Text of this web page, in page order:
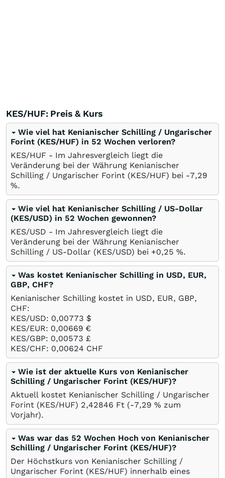
KES/HUF: Preis & Kurs
Wie viel hat Kenianischer Schilling / Ungarischer
Forint (KES/HUF) in 52 Wochen verloren?
KES/HUF - Im Jahresvergleich liegt die
Veränderung bei der Währung Kenianischer
Schilling / Ungarischer Forint (KES/HUF) bei -7,29
%.
Wie viel hat Kenianischer Schilling / US-Dollar
(KES/USD) in 52 Wochen gewonnen?
KES/USD - Im Jahresvergleich liegt die
Veränderung bei der Währung Kenianischer
Schilling / US-Dollar (KES/USD) bei +0,25 %.
Was kostet Kenianischer Schilling in USD, EUR,
GBP, CHF?
Kenianischer Schilling kostet in USD, EUR, GBP,
CHF:
KES/USD: 0,00773 $
KES/EUR: 0,00669 €
KES/GBP: 0,00573 £
KES/CHF: 0,00624 CHF
Wie ist der aktuelle Kurs von Kenianischer
Schilling / Ungarischer Forint (KES/HUF)?
Aktuell kostet Kenianischer Schilling / Ungarischer
Forint (KES/HUF) 2,42846 Ft (-7,29 % zum
Vorjahr).
Was war das 52 Wochen Hoch von Kenianischer
Schilling / Ungarischer Forint (KES/HUF)?
Der Höchstkurs von Kenianischer Schilling /
Ungarischer Forint (KES/HUF) innerhalb eines